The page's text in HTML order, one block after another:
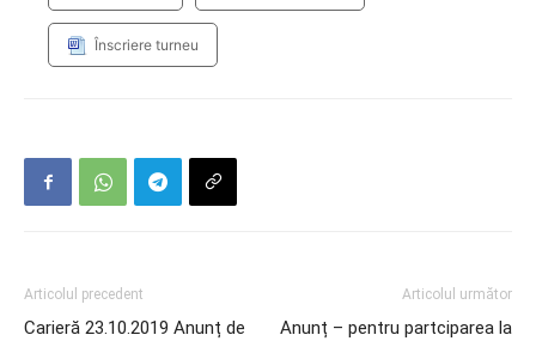
Înscriere turneu
Articolul precedent
Carieră 23.10.2019 Anunț de
Articolul următor
Anunț – pentru partciparea la